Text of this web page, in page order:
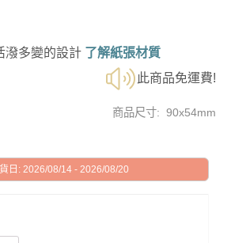
潑多變的設計 了解紙張材質
此商品免運費!
商品尺寸: 90x54mm
日: 2026/08/14 - 2026/08/20